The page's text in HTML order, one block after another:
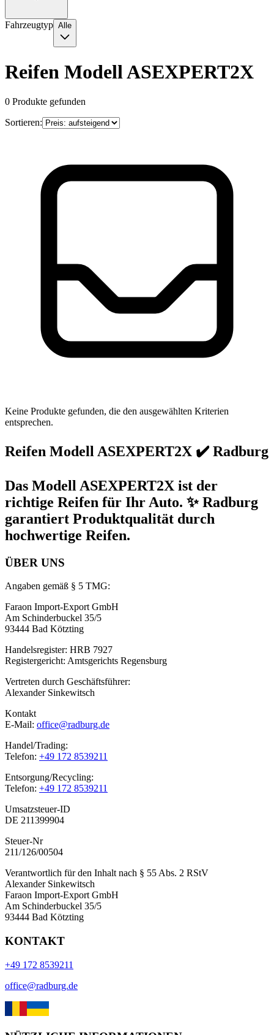
Fahrzeugtyp Alle
Reifen Modell ASEXPERT2X
0 Produkte gefunden
Sortieren:
Keine Produkte gefunden, die den ausgewählten Kriterien
entsprechen.
Reifen Modell ASEXPERT2X ✔️ Radburg
Das Modell ASEXPERT2X ist der
richtige Reifen für Ihr Auto. ✨ Radburg
garantiert Produktqualität durch
hochwertige Reifen.
ÜBER UNS
Angaben gemäß § 5 TMG:
Faraon Import-Export GmbH
Am Schinderbuckel 35/5
93444 Bad Kötzting
Handelsregister: HRB 7927
Registergericht: Amtsgerichts Regensburg
Vertreten durch Geschäftsführer:
Alexander Sinkewitsch
Kontakt
E-Mail: office@radburg.de
Handel/Trading:
Telefon: +49 172 8539211
Entsorgung/Recycling:
Telefon: +49 172 8539211
Umsatzsteuer-ID
DE 211399904
Steuer-Nr
211/126/00504
Verantwortlich für den Inhalt nach § 55 Abs. 2 RStV
Alexander Sinkewitsch
Faraon Import-Export GmbH
Am Schinderbuckel 35/5
93444 Bad Kötzting
KONTAKT
+49 172 8539211
office@radburg.de